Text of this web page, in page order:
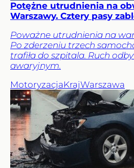
Potężne utrudnienia na
Warszawy. Cztery pasy
Poważne utrudnienia na
Po zderzeniu trzech
trafiła do szpitala. Ruch
awaryjnym.
MotoryzacjaKrajWarszawa